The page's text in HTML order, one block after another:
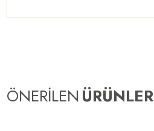
ÖNERİLEN ÜRÜNLER